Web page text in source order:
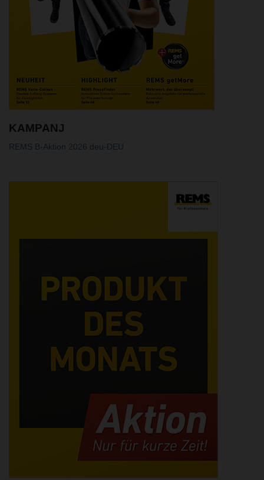
KAMPANJ
REMS B-Aktion 2026 deu-DEU